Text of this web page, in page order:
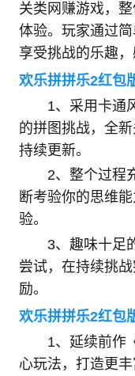
关类网赚游戏，
体验。玩家通过
享受挑战的乐趣
欢乐拼拼乐2红包
1、采用卡通
的拼图挑战，全
持续更新。
2、整个过程
断考验你的思维
验。
3、趣味十足
尝试，在持续挑
励。
欢乐拼拼乐2红包
1、延续前作
心玩法，打造更丰